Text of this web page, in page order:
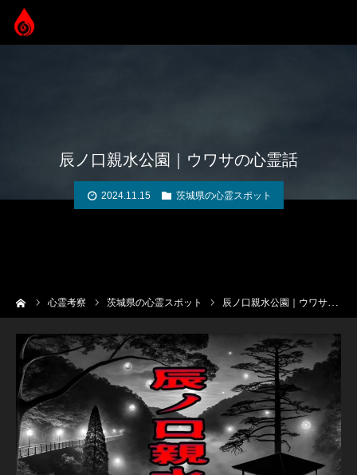
辰ノ口親水公園｜ウワサの心霊話
2024.11.15 茨城県の心霊スポット
心霊考察 茨城県の心霊スポット 辰ノ口親水公園｜ウワサの心霊話